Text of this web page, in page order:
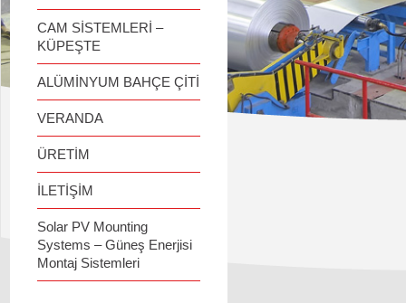
CAM SİSTEMLERİ –
KÜPEŞTE
ALÜMİNYUM BAHÇE ÇİTİ
VERANDA
ÜRETİM
İLETİŞİM
Solar PV Mounting
Systems – Güneş Enerjisi
Montaj Sistemleri